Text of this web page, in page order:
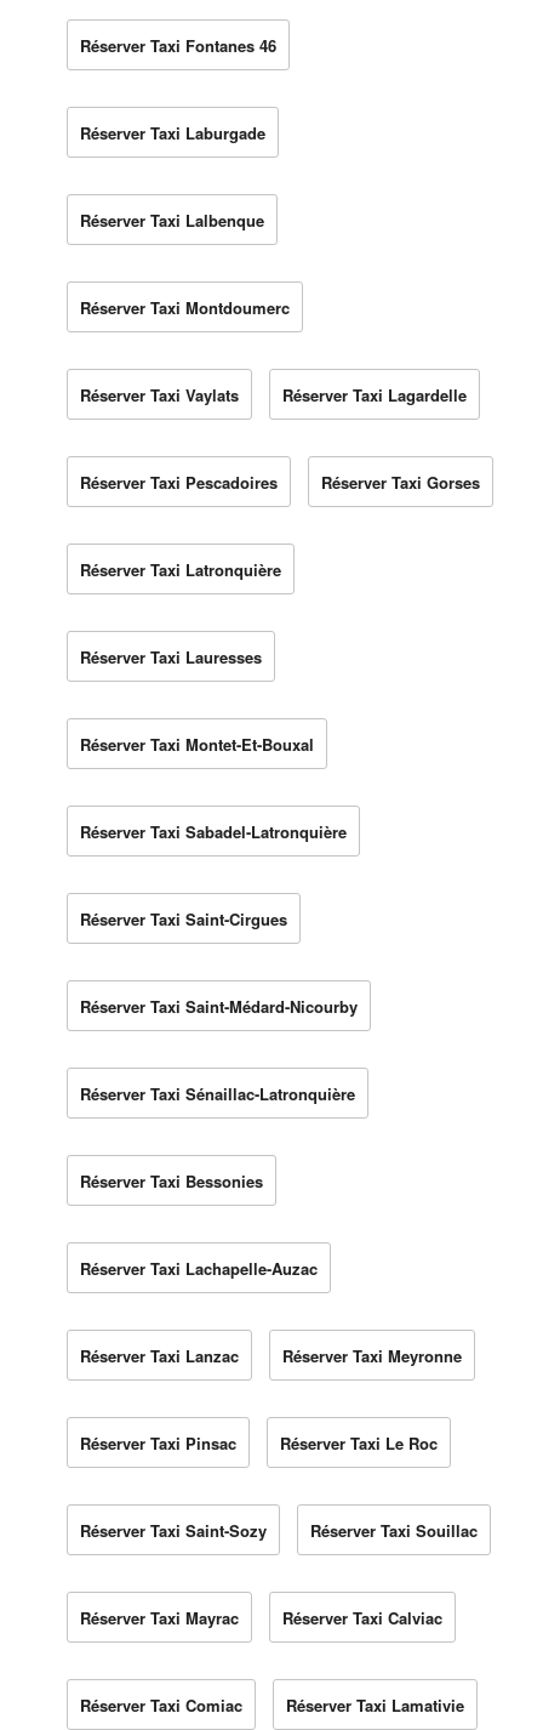
Réserver Taxi Fontanes 46
Réserver Taxi Laburgade
Réserver Taxi Lalbenque
Réserver Taxi Montdoumerc
Réserver Taxi Vaylats Réserver Taxi Lagardelle
Réserver Taxi Pescadoires Réserver Taxi Gorses
Réserver Taxi Latronquière
Réserver Taxi Lauresses
Réserver Taxi Montet-Et-Bouxal
Réserver Taxi Sabadel-Latronquière
Réserver Taxi Saint-Cirgues
Réserver Taxi Saint-Médard-Nicourby
Réserver Taxi Sénaillac-Latronquière
Réserver Taxi Bessonies
Réserver Taxi Lachapelle-Auzac
Réserver Taxi Lanzac Réserver Taxi Meyronne
Réserver Taxi Pinsac Réserver Taxi Le Roc
Réserver Taxi Saint-Sozy Réserver Taxi Souillac
Réserver Taxi Mayrac Réserver Taxi Calviac
Réserver Taxi Comiac Réserver Taxi Lamativie